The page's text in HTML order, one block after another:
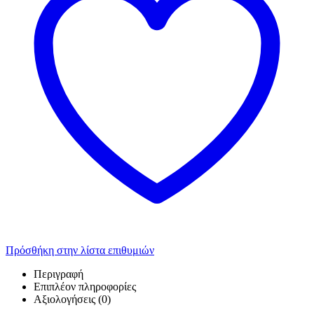
Πρόσθήκη στην λίστα επιθυμιών
Περιγραφή
Επιπλέον πληροφορίες
Αξιολογήσεις (0)